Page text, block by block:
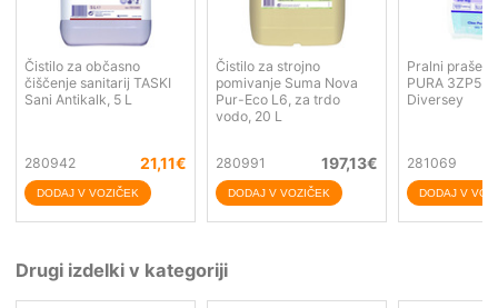
Čistilo za občasno
čiščenje sanitarij TASKI
Sani Antikalk, 5 L
280942 21,11€
Čistilo za strojno
pomivanje Suma Nova
Pur-Eco L6, za trdo
vodo, 20 L
280991 197,13€
Pralni prašek
PURA 3ZP5
Diversey
281069
Drugi izdelki v kategoriji